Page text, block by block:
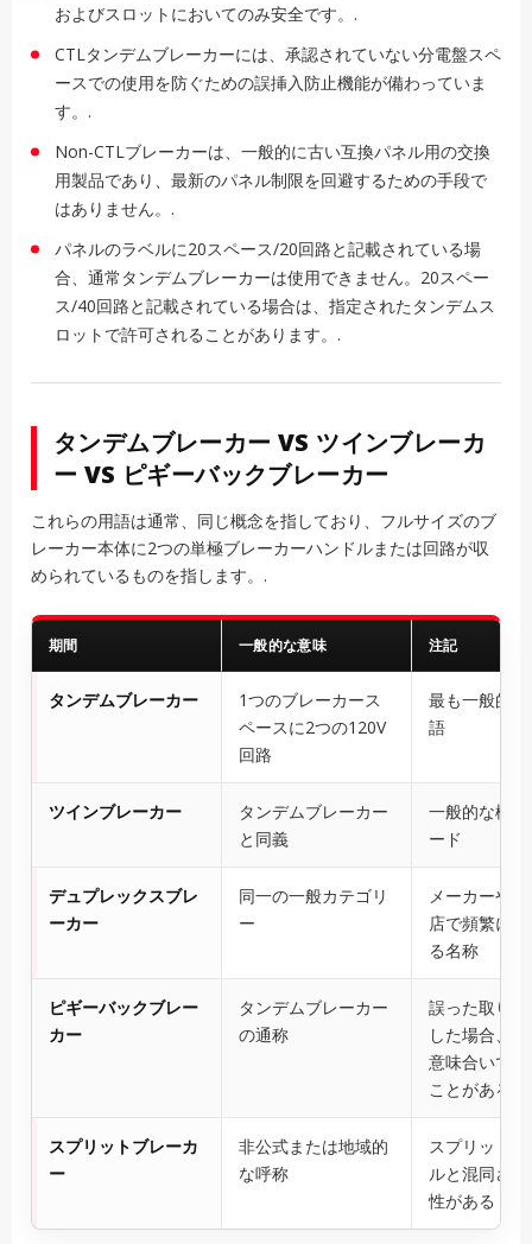
およびスロットにおいてのみ安全です。.
CTLタンデムブレーカーには、承認されていない分電盤スペ
ースでの使用を防ぐための誤挿入防止機能が備わっていま
す。.
Non-CTLブレーカーは、一般的に古い互換パネル用の交換
用製品であり、最新のパネル制限を回避するための手段で
はありません。.
パネルのラベルに20スペース/20回路と記載されている場
合、通常タンデムブレーカーは使用できません。20スペー
ス/40回路と記載されている場合は、指定されたタンデムス
ロットで許可されることがあります。.
タンデムブレーカー VS ツインブレーカ
ー VS ピギーバックブレーカー
これらの用語は通常、同じ概念を指しており、フルサイズのブ
レーカー本体に2つの単極ブレーカーハンドルまたは回路が収
められているものを指します。.
期間 一般的な意味 注記
タンデムブレーカー
1つのブレーカース
ペースに2つの120V
回路
最も一般的
語
ツインブレーカー
タンデムブレーカー
と同義
一般的な検
ード
デュプレックスブレ
ーカー
同一の一般カテゴリ
ー
メーカーや
店で頻繁に
る名称
ピギーバックブレー
カー
タンデムブレーカー
の通称
誤った取り
した場合、
意味合いで
ことがある
スプリットブレーカ
ー
非公式または地域的
な呼称
スプリット
ルと混同さ
性がある